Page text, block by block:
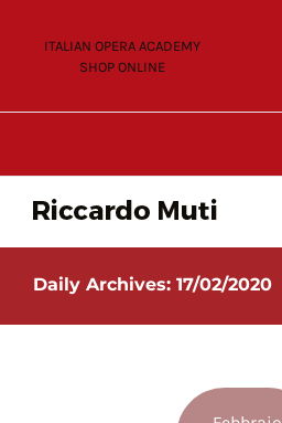
ITALIAN OPERA ACADEMY
SHOP ONLINE
Daily Archives: 17/02/2020